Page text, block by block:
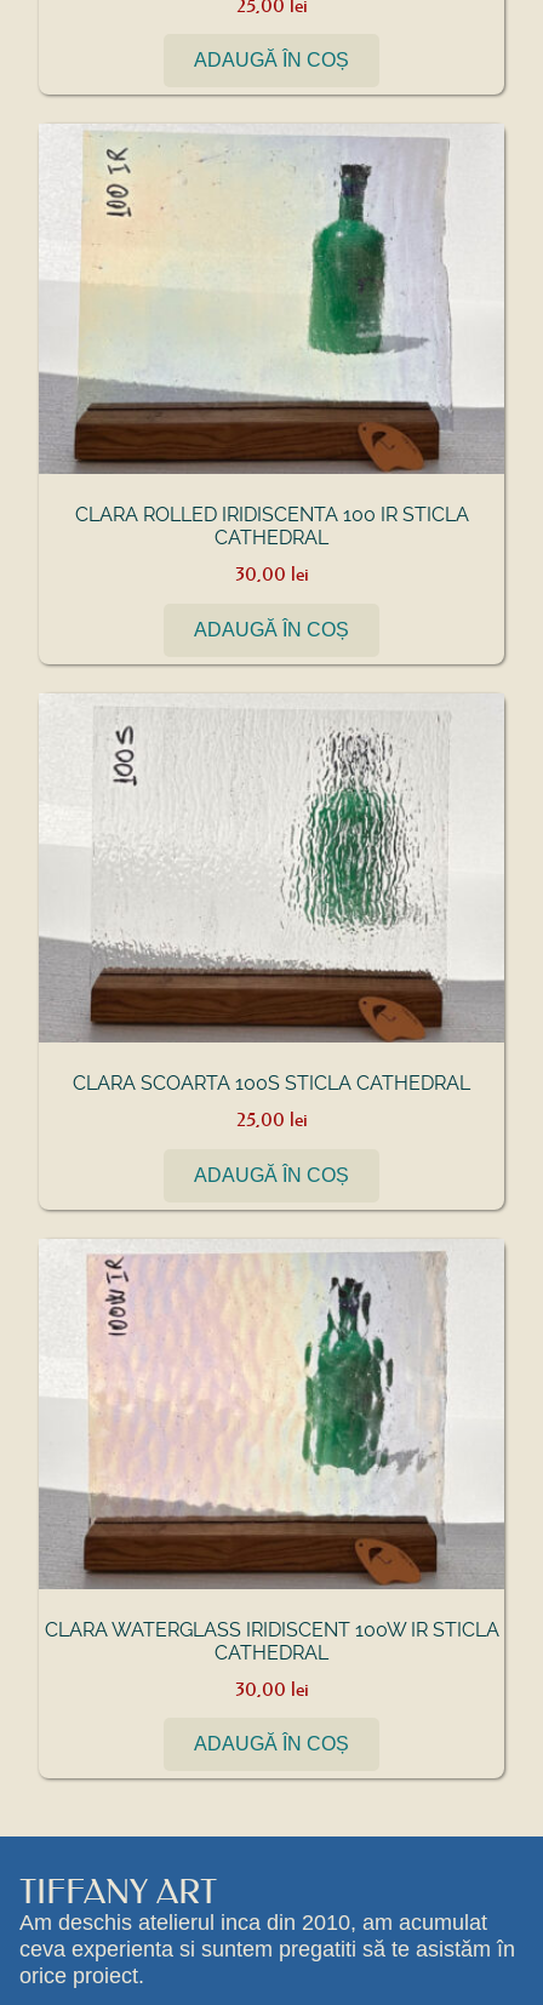
ADAUGĂ ÎN COȘ
CLARA ROLLED IRIDISCENTA 100 IR STICLA
CATHEDRAL
30,00 lei
ADAUGĂ ÎN COȘ
CLARA SCOARTA 100S STICLA CATHEDRAL
25,00 lei
ADAUGĂ ÎN COȘ
CLARA WATERGLASS IRIDISCENT 100W IR STICLA
CATHEDRAL
30,00 lei
ADAUGĂ ÎN COȘ
TIFFANY ART
Am deschis atelierul inca din 2010, am acumulat
ceva experienta si suntem pregatiti să te asistăm în
orice proiect.